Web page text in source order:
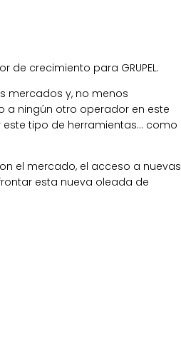
crecimiento para GRUPEL.
mercados y, no menos
a ningún otro operador en este
tipo de herramientas… como
el mercado, el acceso a nuevas
esta nueva oleada de